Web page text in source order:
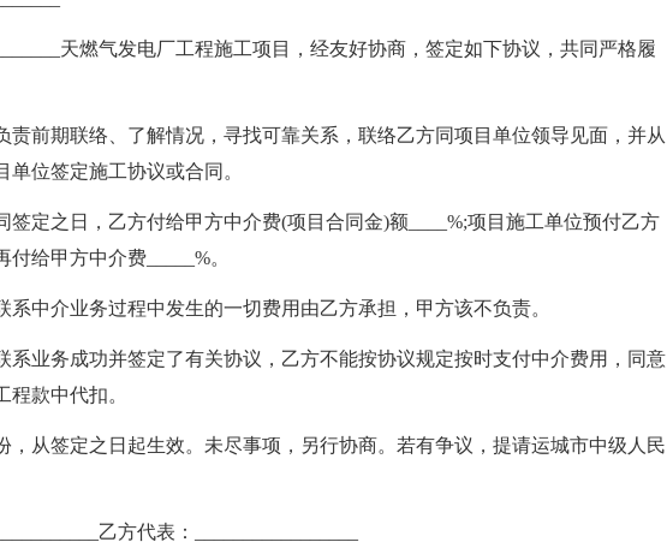
天燃气发电厂工程施工项目，经友好协商，签定如下协议，共同严格履
责前期联络、了解情况，寻找可靠关系，联络乙方同项目单位领导见面，并从
位签定施工协议或合同。
签定之日，乙方付给甲方中介费(项目合同金)额____%;项目施工单位预付乙方
给甲方中介费_____%。
系中介业务过程中发生的一切费用由乙方承担，甲方该不负责。
系业务成功并签定了有关协议，乙方不能按协议规定按时支付中介费用，同意
程款中代扣。
，从签定之日起生效。未尽事项，另行协商。若有争议，提请运城市中级人民
乙方代表：_________________